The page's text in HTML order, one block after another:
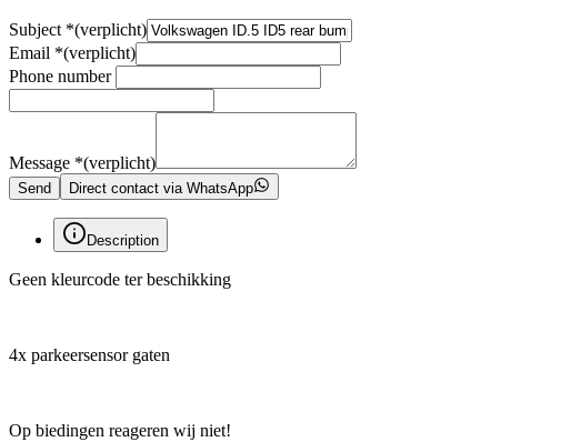
Subject *(verplicht)
Email *(verplicht)
Phone number
Message *(verplicht)
Send Direct contact via WhatsApp
Description
Geen kleurcode ter beschikking
4x parkeersensor gaten
Op biedingen reageren wij niet!